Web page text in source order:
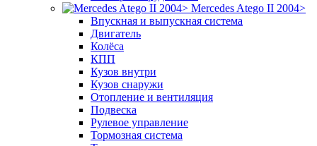
Mercedes Atego II 2004>
Впускная и выпускная система
Двигатель
Колёса
КПП
Кузов внутри
Кузов снаружи
Отопление и вентиляция
Подвеска
Рулевое управление
Тормозная система